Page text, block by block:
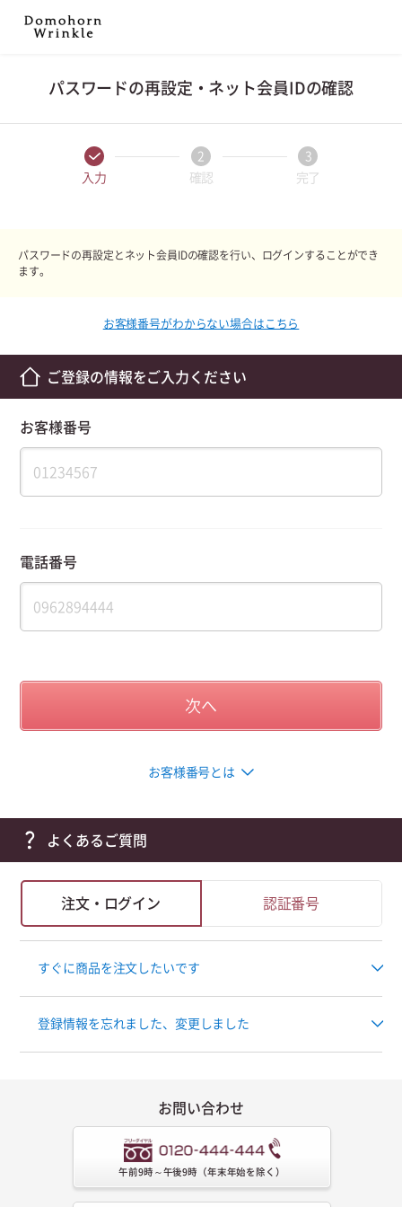
パスワードの再設定・ネット会員IDの確認
入力 確認 完了
パスワードの再設定とネット会員IDの確認を行い、ログインすることができ
ます。
お客様番号がわからない場合はこちら
ご登録の情報をご入力ください
お客様番号
電話番号
お客様番号とは
よくあるご質問
注文・ログイン 認証番号
すぐに商品を注文したいです
登録情報を忘れました、変更しました
お問い合わせ
午前9時～午後9時（年末年始を除く）